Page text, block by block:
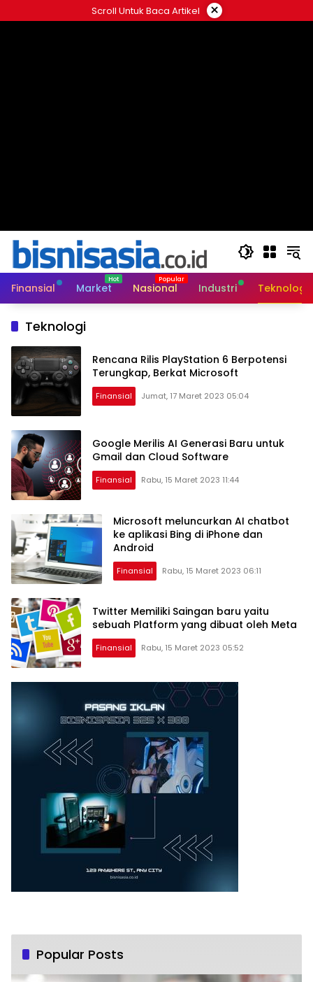
ke
Scroll Untuk Baca Artikel ×
Finansial Market Nasional Industri Teknologi
Teknologi
Rencana Rilis PlayStation 6 Berpotensi
Terungkap, Berkat Microsoft
Finansial Jumat, 17 Maret 2023 05:04
Google Merilis AI Generasi Baru untuk
Gmail dan Cloud Software
Finansial Rabu, 15 Maret 2023 11:44
Microsoft meluncurkan AI chatbot
ke aplikasi Bing di iPhone dan
Android
Finansial Rabu, 15 Maret 2023 06:11
Twitter Memiliki Saingan baru yaitu
sebuah Platform yang dibuat oleh Meta
Finansial Rabu, 15 Maret 2023 05:52
Popular Posts